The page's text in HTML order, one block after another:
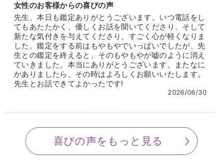
ださい。
ご縁をいただけることを、心よりお待ちしておりま
す。
そんな神秘性を発揮する一方で、現実に寄り添った実
践的なアドバイスにも意欲的でいらっしゃるのも先生
の特徴です。
その内容は毎日のちょっとした心がけから、ここ一番
のチャンスを活かす大作戦まで多岐にわたります。
豊かなイメージを身近な表現に落とし込んでご説明い
ただけるので、試しやすく、また効果を実感しやすい
というお得感に満ちています。
生き方をほんの少し変えることで輝き始める未来、あ
なたにも早くご体験いただきたいです！
女性のお客様からの喜びの声
先生、本日も鑑定ありがとうございます。いつ電話をし
てもあたたかく、優しくお話を聞いてくださり、そして
新たな気付きを与えてくださり、すごく心が軽くなりま
した。鑑定をする前はもやもやでいっぱいでしたが、先
生との鑑定を終えると、そのもやもやが嘘のように消え
ていきました。本当にありがとうございます。またなに
かありましたら、その時はよろしくお願いいたします。
先生とお話できてよかったです!
2026/06/30
喜びの声をもっと見る